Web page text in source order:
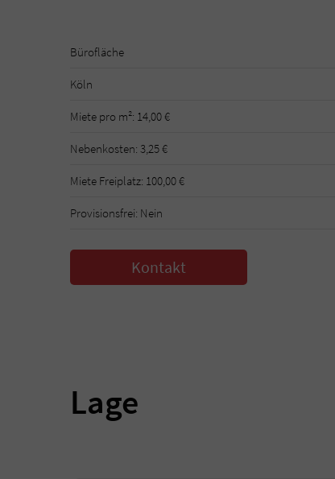
Bürofläche
Köln
Miete pro m²: 14,00 €
Nebenkosten: 3,25 €
Miete Freiplatz: 100,00 €
Provisionsfrei: Nein
Kontakt
Lage